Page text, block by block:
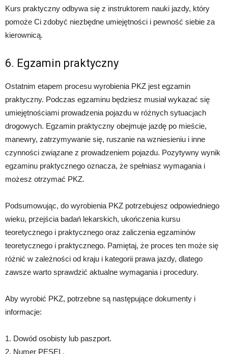
Kurs praktyczny odbywa się z instruktorem nauki jazdy, który
pomoże Ci zdobyć niezbędne umiejętności i pewność siebie za
kierownicą.
6. Egzamin praktyczny
Ostatnim etapem procesu wyrobienia PKZ jest egzamin
praktyczny. Podczas egzaminu będziesz musiał wykazać się
umiejętnościami prowadzenia pojazdu w różnych sytuacjach
drogowych. Egzamin praktyczny obejmuje jazdę po mieście,
manewry, zatrzymywanie się, ruszanie na wzniesieniu i inne
czynności związane z prowadzeniem pojazdu. Pozytywny wynik
egzaminu praktycznego oznacza, że spełniasz wymagania i
możesz otrzymać PKZ.
Podsumowując, do wyrobienia PKZ potrzebujesz odpowiedniego
wieku, przejścia badań lekarskich, ukończenia kursu
teoretycznego i praktycznego oraz zaliczenia egzaminów
teoretycznego i praktycznego. Pamiętaj, że proces ten może się
różnić w zależności od kraju i kategorii prawa jazdy, dlatego
zawsze warto sprawdzić aktualne wymagania i procedury.
Aby wyrobić PKZ, potrzebne są następujące dokumenty i
informacje:
1. Dowód osobisty lub paszport.
2. Numer PESEL.